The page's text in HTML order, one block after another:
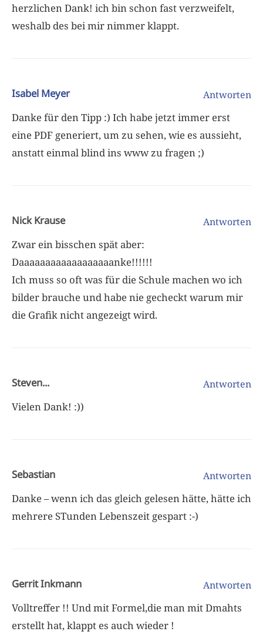
herzlichen Dank! ich bin schon fast verzweifelt,
weshalb des bei mir nimmer klappt.
Isabel Meyer Antworten
Danke für den Tipp :) Ich habe jetzt immer erst
eine PDF generiert, um zu sehen, wie es aussieht,
anstatt einmal blind ins www zu fragen ;)
Nick Krause Antworten
Zwar ein bisschen spät aber:
Daaaaaaaaaaaaaaaaaanke!!!!!!
Ich muss so oft was für die Schule machen wo ich
bilder brauche und habe nie gecheckt warum mir
die Grafik nicht angezeigt wird.
Steven... Antworten
Vielen Dank! :))
Sebastian Antworten
Danke – wenn ich das gleich gelesen hätte, hätte ich
mehrere STunden Lebenszeit gespart :-)
Gerrit Inkmann Antworten
Volltreffer !! Und mit Formel,die man mit Dmahts
erstellt hat, klappt es auch wieder !